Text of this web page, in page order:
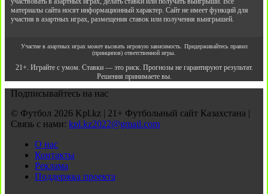
материалы сайта носят информационный характер. Сайт не имеет функций для
участия в азартных играх, размещения ставок или получения выигрышей.
Участие в азартных играх может вызвать игровую зависимость. Придерживайтесь правил
(принципов) ответственной игры.
21+. Играйте с умом. Ставки — это риск. Прогнозы не гарантируют результат.
Решения принимаете вы.
Подписывайтесь на нас
© Футбол 2026 Kpl.kz | 21+ Футбольный сайт Казахстана |
Связь с нами: kpl.kz2022@gmail.com
О нас
Контакты
Реклама
Поддержка проекта